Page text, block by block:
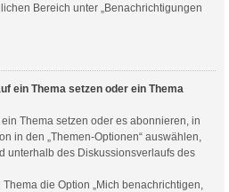
Bereich unter „Benachrichtigungen
ein Thema setzen oder ein Thema
Thema setzen oder es abonnieren, in
in den „Themen-Optionen“ auswählen,
unterhalb des Diskussionsverlaufs des
die Option „Mich benachrichtigen,